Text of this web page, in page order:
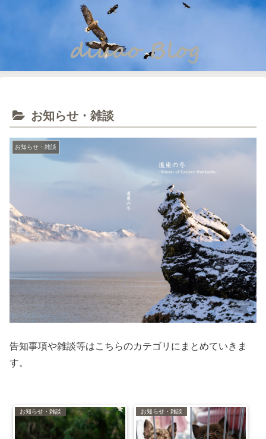
お知らせ・雑談
お知らせ・雑談
告知事項や雑談等はこちらのカテゴリにまとめていきま
す。
お知らせ・雑談 お知らせ・雑談